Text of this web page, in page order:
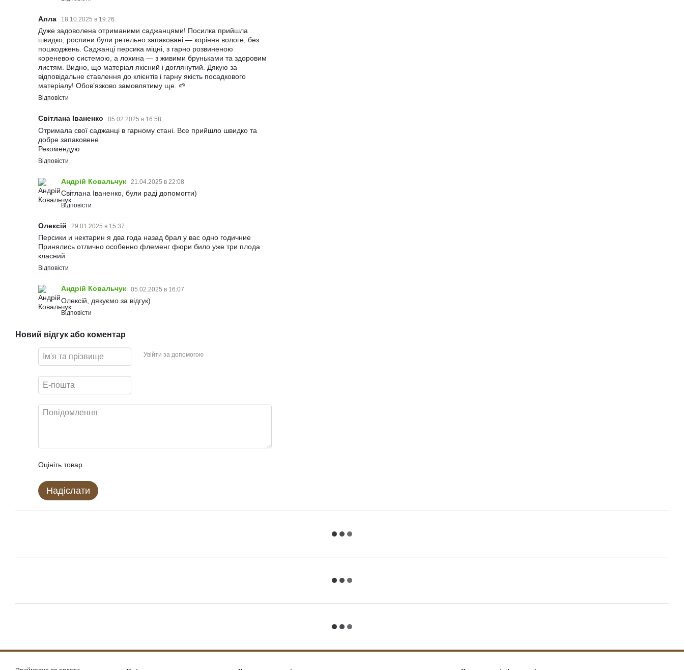
Алла 18.10.2025 в 19:26
Дуже задоволена отриманими саджанцями! Посилка прийшла
швидко, рослини були ретельно запаковані — коріння вологе, без
пошкоджень. Саджанці персика міцні, з гарно розвиненою
кореневою системою, а лохина — з живими бруньками та здоровим
листям. Видно, що матеріал якісний і доглянутий. Дякую за
відповідальне ставлення до клієнтів і гарну якість посадкового
матеріалу! Обов’язково замовлятиму ще. 🌱
Відповісти
Світлана Іваненко 05.02.2025 в 16:58
Отримала свої саджанці в гарному стані. Все прийшло швидко та
добре запаковене
Рекомендую
Відповісти
Андрій Ковальчук 21.04.2025 в 22:08
Світлана Іваненко, були раді допомогти)
Відповісти
Олексій 29.01.2025 в 15:37
Персики и нектарин я два года назад брал у вас одно годичние
Принялись отлично особенно флеменг фюри било уже три плода
класний
Відповісти
Андрій Ковальчук 05.02.2025 в 16:07
Олексій, дякуємо за відгук)
Відповісти
Новий відгук або коментар
Увійти за допомогою
Оцініть товар
Надіслати